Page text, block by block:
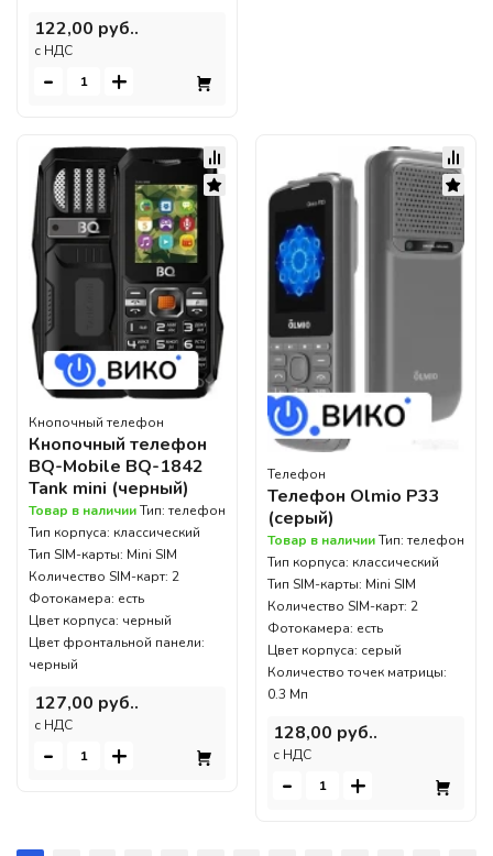
122,00 руб..
c НДС
- +
Кнопочный телефон
Кнопочный телефон
BQ-Mobile BQ-1842
Tank mini (черный)
Товар в наличииТип: телефон
Тип корпуса: классический
Тип SIM-карты: Mini SIM
Количество SIM-карт: 2
Фотокамера: есть
Цвет корпуса: черный
Цвет фронтальной панели:
черный
127,00 руб..
c НДС
- +
Телефон
Телефон Olmio P33
(серый)
Товар в наличииТип: телефон
Тип корпуса: классический
Тип SIM-карты: Mini SIM
Количество SIM-карт: 2
Фотокамера: есть
Цвет корпуса: серый
Количество точек матрицы:
0.3 Мп
128,00 руб..
c НДС
- +